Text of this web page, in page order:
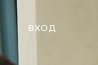
ВХОД